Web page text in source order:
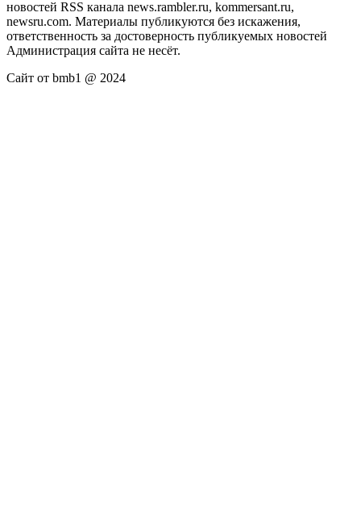
новостей RSS канала news.rambler.ru, kommersant.ru,
newsru.com. Материалы публикуются без искажения,
ответственность за достоверность публикуемых новостей
Администрация сайта не несёт.
Сайт от bmb1 @ 2024